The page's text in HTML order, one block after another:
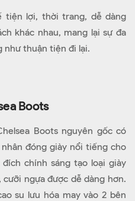
tiện lợi, thời trang, dễ dàng
khác nhau, mang lại sự đa
như thuận tiện đi lại.
Boots
Boots nguyên gốc có
đóng giày nổi tiếng cho
chính sáng tạo loại giày
ngựa được dễ dàng hơn.
su lưu hóa may vào 2 bên